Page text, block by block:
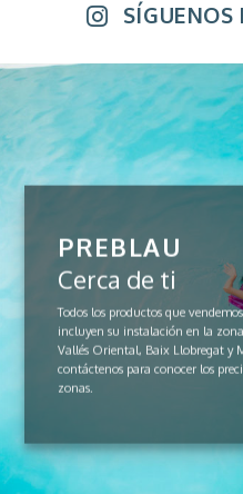
PREBLAU
Cerca de ti
Todos los productos que
incluyen su instalación en la
Vallés Oriental, Baix Llobregat y
contáctenos para conocer los
zonas.